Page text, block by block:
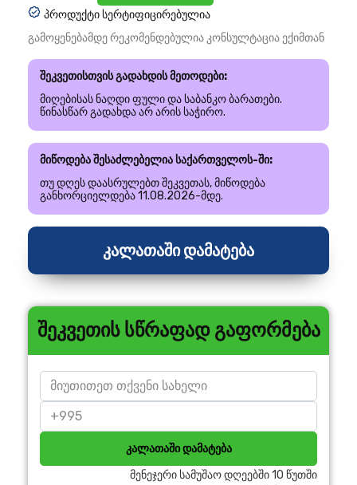
პროდუქტი სერტიფიცირებულია
გამოყენებამდე რეკომენდებულია კონსულტაცია ექიმთან
შეკვეთისთვის გადახდის მეთოდები:
მიღებისას ნაღდი ფული და საბანკო ბარათები.
წინასწარ გადახდა არ არის საჭირო.
მიწოდება შესაძლებელია საქართველოს-ში:
თუ დღეს დაასრულებთ შეკვეთას, მიწოდება
განხორციელდება 11.08.2026-მდე.
კალათაში დამატება
შეკვეთის სწრაფად გაფორმება
კალათაში დამატება
მენეჯერი სამუშაო დღეებში 10 წუთში